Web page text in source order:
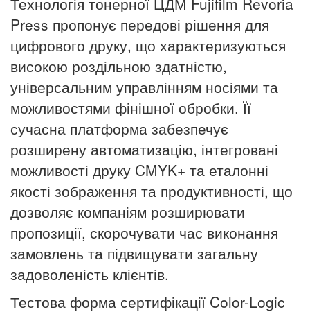
Press пропонує передові рішення для
цифрового друку, що характеризуються
високою роздільною здатністю,
універсальним управлінням носіями та
можливостями фінішної обробки. Її
сучасна платформа забезпечує
розширену автоматизацію, інтегровані
можливості друку CMYK+ та еталонні
якості зображення та продуктивності, що
дозволяє компаніям розширювати
пропозиції, скорочувати час виконання
замовлень та підвищувати загальну
задоволеність клієнтів.
Тестова форма сертифікації Color-Logic